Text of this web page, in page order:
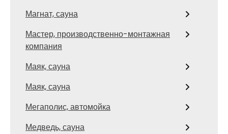
Магнат, сауна
Мастер, производственно-монтажная
компания
Маяк, сауна
Маяк, сауна
Мегаполис, автомойка
Медведь, сауна